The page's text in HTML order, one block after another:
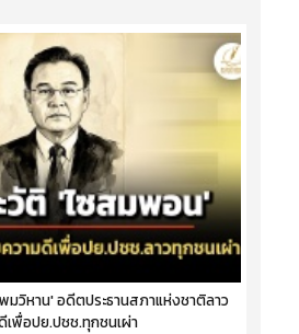
มวิหาน' อดีตประธานสภาแห่งชาติลาว
พื่อปย.ปชช.ทุกชนเผ่า